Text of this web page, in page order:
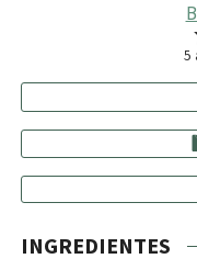
5
INGREDIENTES